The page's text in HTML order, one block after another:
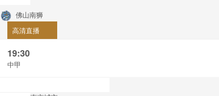
佛山南狮
高清直播
19:30
中甲